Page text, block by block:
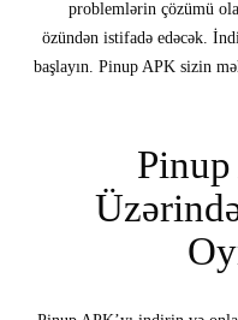
problemlərin çözümü
özündən istifadə edəcək.
başlayın. Pinup APK sizin